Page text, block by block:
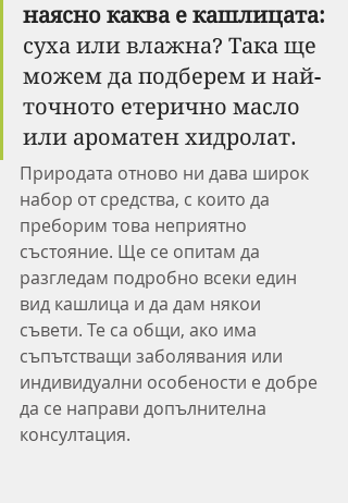
наясно каква е кашлицата:
суха или влажна? Така ще
можем да подберем и най-
точното етерично масло
или ароматен хидролат.
Природата отново ни дава широк
набор от средства, с които да
преборим това неприятно
състояние. Ще се опитам да
разгледам подробно всеки един
вид кашлица и да дам някои
съвети. Те са общи, ако има
съпътстващи заболявания или
индивидуални особености е добре
да се направи допълнителна
консултация.